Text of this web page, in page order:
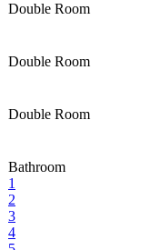
Double Room
Double Room
Double Room
Bathroom
1
2
3
4